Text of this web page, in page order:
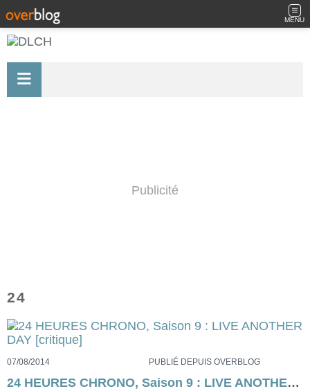
MENU
Publicité
24
07/08/2014 PUBLIÉ DEPUIS OVERBLOG
24 HEURES CHRONO, Saison 9 : LIVE ANOTHER DAY [critique]